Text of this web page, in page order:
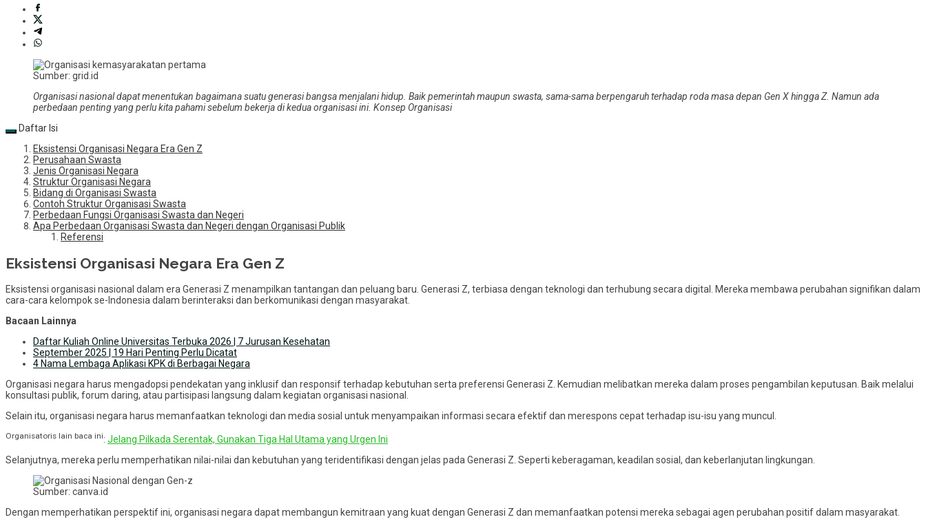
Sumber: grid.id
Organisasi nasional dapat menentukan bagaimana suatu generasi bangsa menjalani hidup. Baik pemerintah maupun swasta, sama-sama berpengaruh terhadap roda masa depan Gen X hingga Z. Namun ada
perbedaan penting yang perlu kita pahami sebelum bekerja di kedua organisasi ini. Konsep Organisasi
Daftar Isi
Eksistensi Organisasi Negara Era Gen Z
Perusahaan Swasta
Jenis Organisasi Negara
Struktur Organisasi Negara
Bidang di Organisasi Swasta
Contoh Struktur Organisasi Swasta
Perbedaan Fungsi Organisasi Swasta dan Negeri
Apa Perbedaan Organisasi Swasta dan Negeri dengan Organisasi Publik
Referensi
Eksistensi Organisasi Negara Era Gen Z
Eksistensi organisasi nasional dalam era Generasi Z menampilkan tantangan dan peluang baru. Generasi Z, terbiasa dengan teknologi dan terhubung secara digital. Mereka membawa perubahan signifikan dalam
cara-cara kelompok se-Indonesia dalam berinteraksi dan berkomunikasi dengan masyarakat.
Bacaan Lainnya
Daftar Kuliah Online Universitas Terbuka 2026 | 7 Jurusan Kesehatan
September 2025 | 19 Hari Penting Perlu Dicatat
4 Nama Lembaga Aplikasi KPK di Berbagai Negara
Organisasi negara harus mengadopsi pendekatan yang inklusif dan responsif terhadap kebutuhan serta preferensi Generasi Z. Kemudian melibatkan mereka dalam proses pengambilan keputusan. Baik melalui
konsultasi publik, forum daring, atau partisipasi langsung dalam kegiatan organisasi nasional.
Selain itu, organisasi negara harus memanfaatkan teknologi dan media sosial untuk menyampaikan informasi secara efektif dan merespons cepat terhadap isu-isu yang muncul.
Organisatoris lain baca ini: Jelang Pilkada Serentak, Gunakan Tiga Hal Utama yang Urgen Ini
Selanjutnya, mereka perlu memperhatikan nilai-nilai dan kebutuhan yang teridentifikasi dengan jelas pada Generasi Z. Seperti keberagaman, keadilan sosial, dan keberlanjutan lingkungan.
Sumber: canva.id
Dengan memperhatikan perspektif ini, organisasi negara dapat membangun kemitraan yang kuat dengan Generasi Z dan memanfaatkan potensi mereka sebagai agen perubahan positif dalam masyarakat.